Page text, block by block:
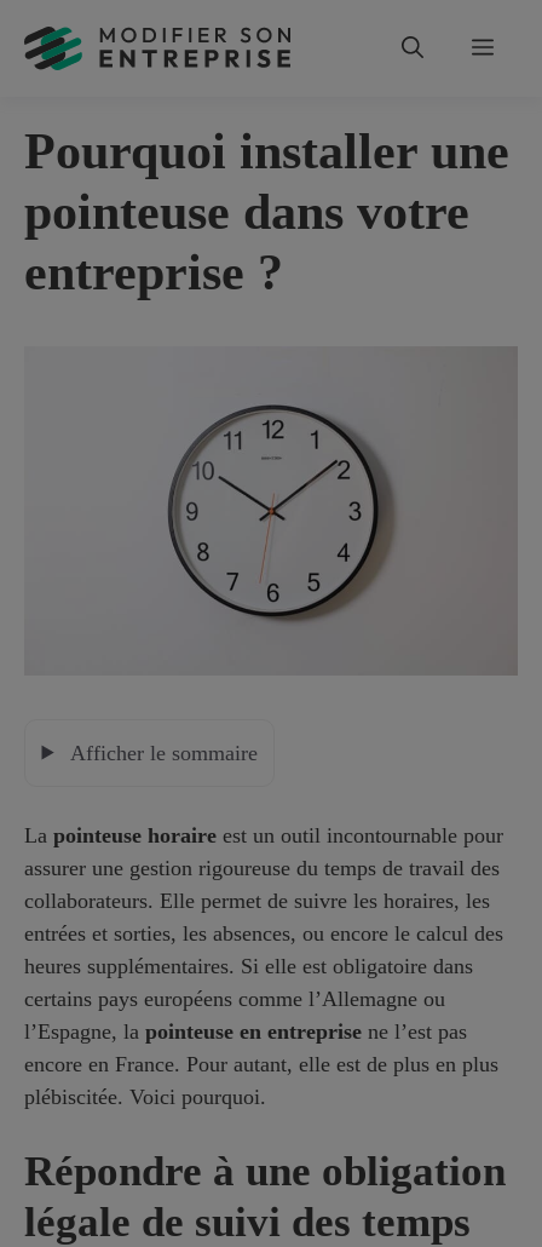
Menu
Pourquoi installer une
pointeuse dans votre
entreprise ?
Afficher le sommaire
La pointeuse horaire est un outil incontournable pour
assurer une gestion rigoureuse du temps de travail des
collaborateurs. Elle permet de suivre les horaires, les
entrées et sorties, les absences, ou encore le calcul des
heures supplémentaires. Si elle est obligatoire dans
certains pays européens comme l’Allemagne ou
l’Espagne, la pointeuse en entreprise ne l’est pas
encore en France. Pour autant, elle est de plus en plus
plébiscitée. Voici pourquoi.
Répondre à une obligation
légale de suivi des temps